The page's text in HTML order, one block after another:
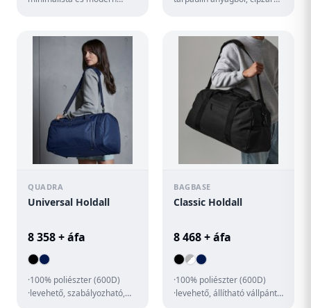
QUADRA
Universal Holdall
8 358 + áfa
·100% poliészter (600D)
·levehető, szabályozható,
BAGBASE
Classic Holdall
8 468 + áfa
·100% poliészter (600D)
·levehető, állítható vállpánt